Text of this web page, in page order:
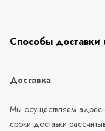
Способы доставки
Доставка
Мы осуществляем
сроки доставки